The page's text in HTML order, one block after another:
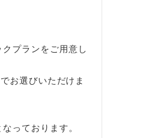
プランをご用意し
お選びいただけま
っております。